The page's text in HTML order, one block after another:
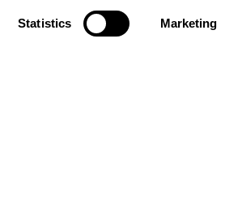
Statistics Marketing
Chi siamo